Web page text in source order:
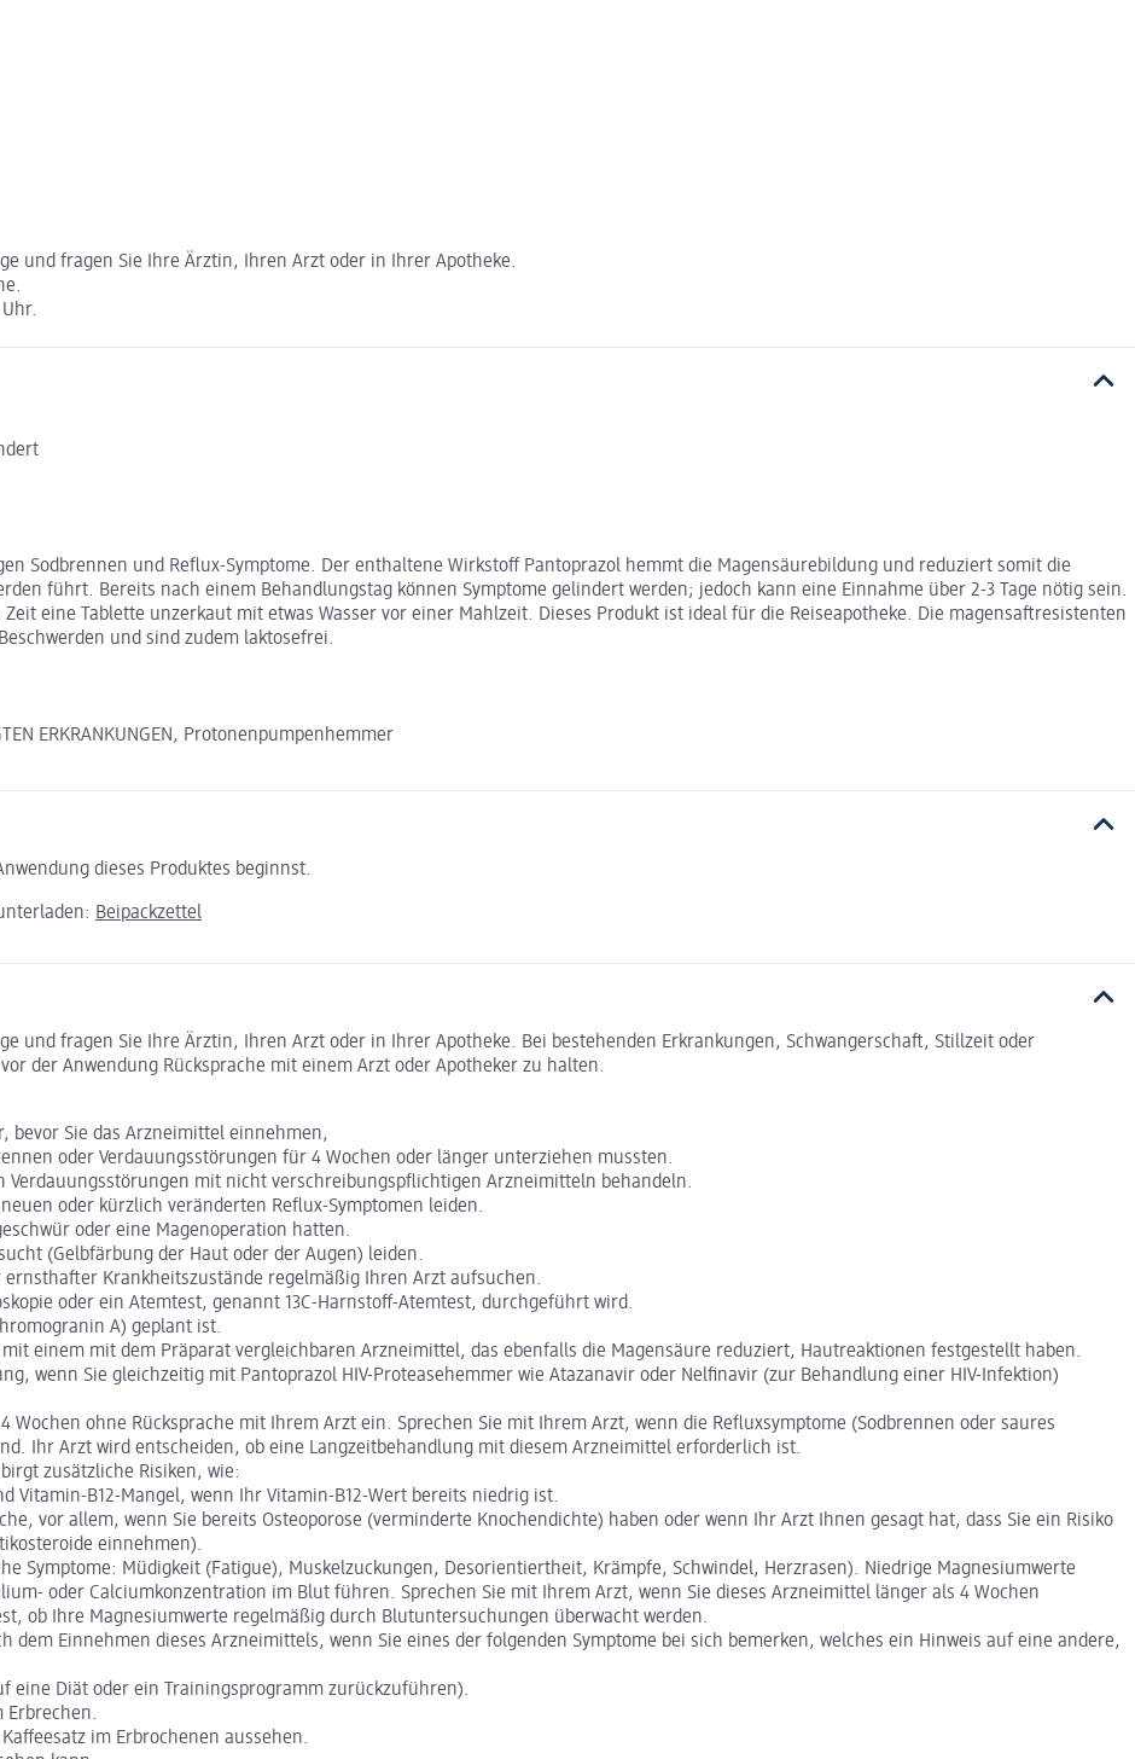
und fragen Sie Ihre Ärztin, Ihren Arzt oder in Ihrer Apotheke.
Sodbrennen und Reflux-Symptome. Der enthaltene Wirkstoff Pantoprazol hemmt die Magensäurebildung und reduziert somit die
führt. Bereits nach einem Behandlungstag können Symptome gelindert werden; jedoch kann eine Einnahme über 2-3 Tage nötig sein.
eine Tablette unzerkaut mit etwas Wasser vor einer Mahlzeit. Dieses Produkt ist ideal für die Reiseapotheke. Die magensaftresistenten
und sind zudem laktosefrei.
ERKRANKUNGEN, Protonenpumpenhemmer
dieses Produktes beginnst.
Beipackzettel
und fragen Sie Ihre Ärztin, Ihren Arzt oder in Ihrer Apotheke. Bei bestehenden Erkrankungen, Schwangerschaft, Stillzeit oder
der Anwendung Rücksprache mit einem Arzt oder Apotheker zu halten.
bevor Sie das Arzneimittel einnehmen,
oder Verdauungsstörungen für 4 Wochen oder länger unterziehen mussten.
Verdauungsstörungen mit nicht verschreibungspflichtigen Arzneimitteln behandeln.
oder kürzlich veränderten Reflux-Symptomen leiden.
oder eine Magenoperation hatten.
(Gelbfärbung der Haut oder der Augen) leiden.
ernsthafter Krankheitszustände regelmäßig Ihren Arzt aufsuchen.
oder ein Atemtest, genannt 13C-Harnstoff-Atemtest, durchgeführt wird.
A) geplant ist.
einem mit dem Präparat vergleichbaren Arzneimittel, das ebenfalls die Magensäure reduziert, Hautreaktionen festgestellt haben.
wenn Sie gleichzeitig mit Pantoprazol HIV-Proteasehemmer wie Atazanavir oder Nelfinavir (zur Behandlung einer HIV-Infektion)
Wochen ohne Rücksprache mit Ihrem Arzt ein. Sprechen Sie mit Ihrem Arzt, wenn die Refluxsymptome (Sodbrennen oder saures
Ihr Arzt wird entscheiden, ob eine Langzeitbehandlung mit diesem Arzneimittel erforderlich ist.
zusätzliche Risiken, wie:
Vitamin-B12-Mangel, wenn Ihr Vitamin-B12-Wert bereits niedrig ist.
vor allem, wenn Sie bereits Osteoporose (verminderte Knochendichte) haben oder wenn Ihr Arzt Ihnen gesagt hat, dass Sie ein Risiko
einnehmen).
Symptome: Müdigkeit (Fatigue), Muskelzuckungen, Desorientiertheit, Krämpfe, Schwindel, Herzrasen). Niedrige Magnesiumwerte
oder Calciumkonzentration im Blut führen. Sprechen Sie mit Ihrem Arzt, wenn Sie dieses Arzneimittel länger als 4 Wochen
ob Ihre Magnesiumwerte regelmäßig durch Blutuntersuchungen überwacht werden.
dem Einnehmen dieses Arzneimittels, wenn Sie eines der folgenden Symptome bei sich bemerken, welches ein Hinweis auf eine andere,
eine Diät oder ein Trainingsprogramm zurückzuführen).
Erbrechen.
im Erbrochenen aussehen.